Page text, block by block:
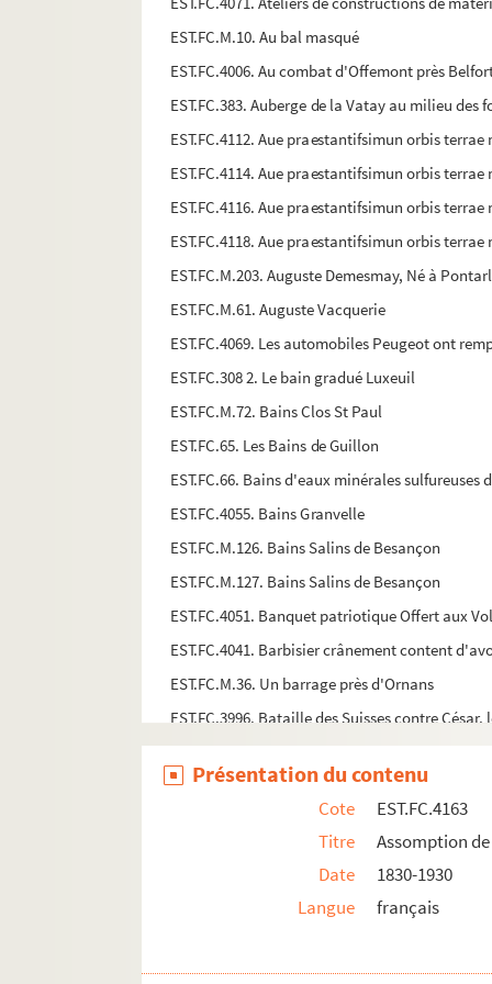
EST.FC.M.10. Au bal masqué
EST.FC.4006. Au combat d'Offemont près
EST.FC.383. Auberge de la Vatay au milieu des
EST.FC.4112. Aue praestantifsimun orbis
EST.FC.4114. Aue praestantifsimun orbis
EST.FC.4116. Aue praestantifsimun orbis
EST.FC.4118. Aue praestantifsimun orbis
EST.FC.M.203. Auguste Demesmay, Né à
EST.FC.M.61. Auguste Vacquerie
EST.FC.4069. Les automobiles Peugeot ont
EST.FC.308 2. Le bain gradué Luxeuil
EST.FC.M.72. Bains Clos St Paul
EST.FC.65. Les Bains de Guillon
EST.FC.66. Bains d'eaux minérales
EST.FC.4055. Bains Granvelle
EST.FC.M.126. Bains Salins de Besançon
EST.FC.M.127. Bains Salins de Besançon
EST.FC.4051. Banquet patriotique Offert aux
EST.FC.4041. Barbisier crânement content
EST.FC.M.36. Un barrage près d'Ornans
EST.FC.3996. Bataille des Suisses contre
EST.FC.13. Belchamp
EST.FC.14. Belchamp
EST.FC.4048. Bénédiction des drapeaux de la
EST.FC.4050. Bénédiction des drapeaux de la
EST.FC.15. Berne (Doubs)
EST.FC.M.84. Besançon - Panorama pris de
Présentation du contenu
Cote
EST.FC.4163
Titre
Assomption
Date
1830-1930
Langue
français